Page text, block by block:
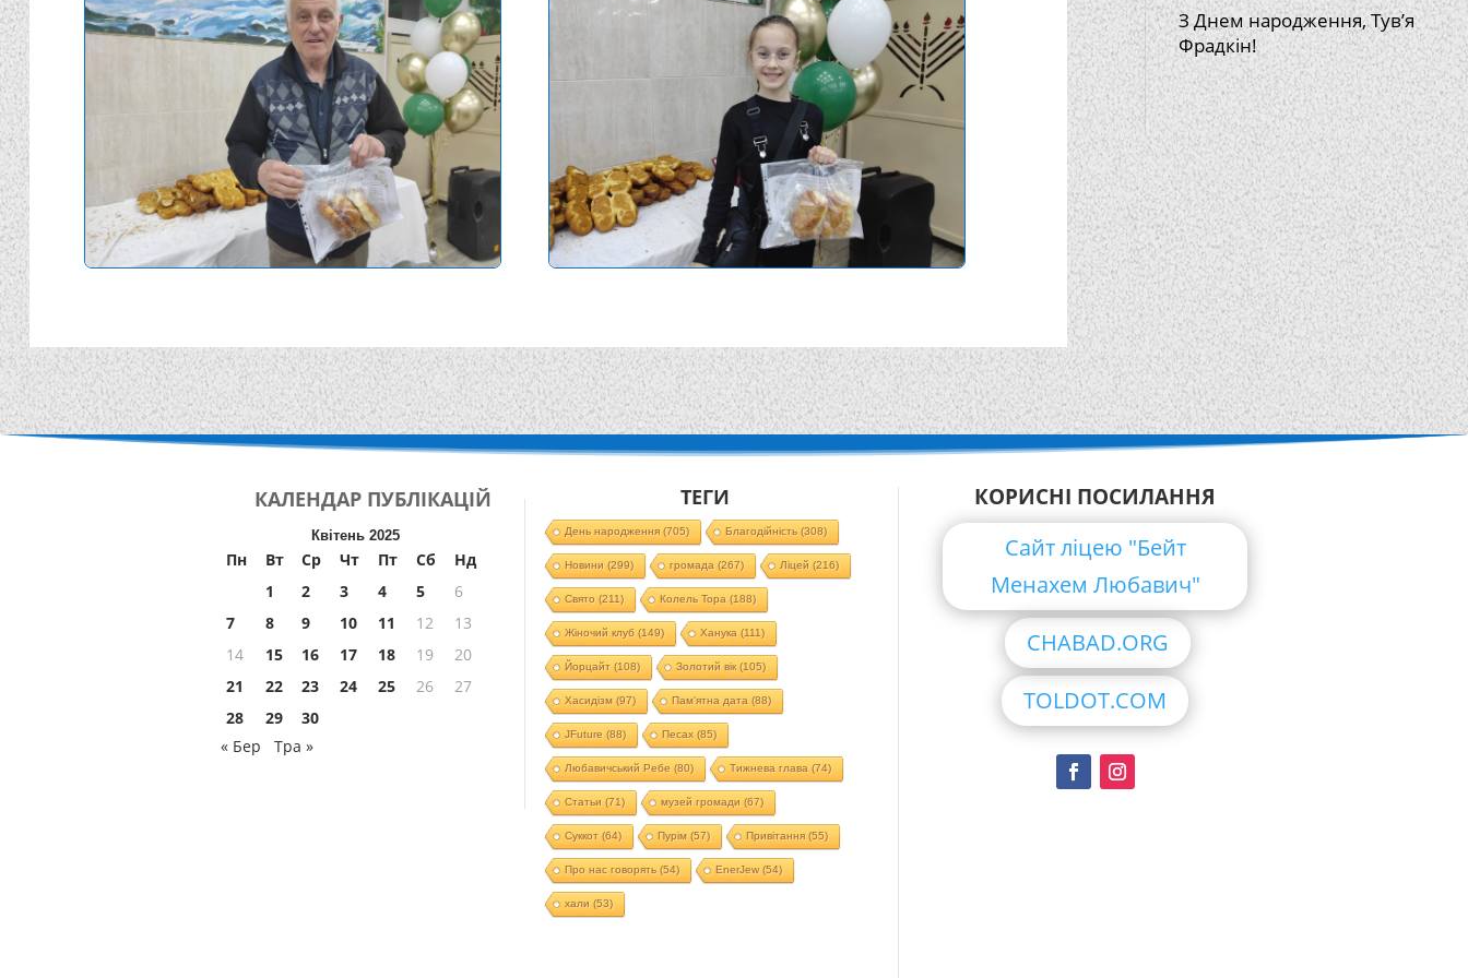
З Днем народження, Тув’я
Фрадкін!
КАЛЕНДАР ПУБЛІКАЦІЙ
Квітень 2025
Пн Вт Ср Чт Пт Сб
Нд
1
2 3 4 5
6
7
8 9 10 11 12
13
14
15 16 17 18 19
20
21
22 23 24 25 26
27
28
29
30
« Бер
Тра »
ТЕГИ
День народження(705) Благодійність(308)
Новини (299) громада (267) Ліцей (216)
Свято (211) Колель Тора (188)
Жіночий клуб (149) Ханука (111)
Йорцайт (108) Золотий вік(105)
Хасидізм (97) Пам'ятна дата (88)
JFuture (88) Песах(85)
Любавичський Ребе (80) Тижнева глава (74)
Статьи (71) музей громади (67)
Суккот (64) Пурім (57) Привітання(55)
Про нас говорять(54) EnerJew(54)
хали (53)
КОРИСНІ ПОСИЛАННЯ
Сайт ліцею "Бейт
Менахем Любавич"
CHABAD.ORG
TOLDOT.COM